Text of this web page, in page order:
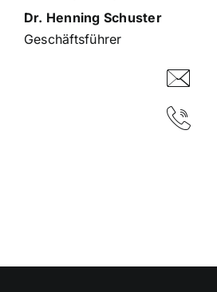
Dr. Henning Schuster
Geschäftsführer